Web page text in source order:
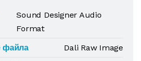
Sound Designer Audio
Format
файла
Dali Raw Image